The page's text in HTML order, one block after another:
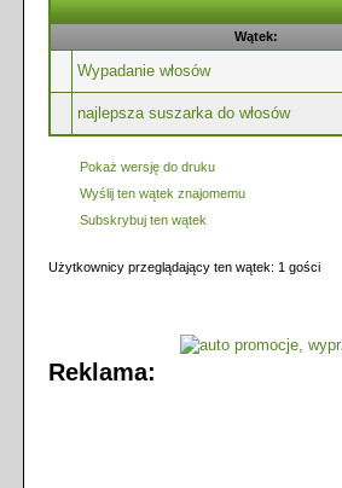
Wątek:
Wypadanie włosów
najlepsza suszarka do włosów
Pokaż wersję do druku
Wyślij ten wątek znajomemu
Subskrybuj ten wątek
Użytkownicy przeglądający ten wątek: 1 gości
Reklama: